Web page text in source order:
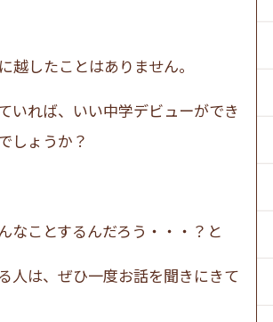
越したことはありません。
いれば、いい中学デビューができ
しょうか？
なことするんだろう・・・？と
人は、ぜひ一度お話を聞きにきて